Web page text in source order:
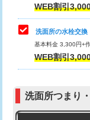
マス交換（土の
マス交換（深さ50
マス交換（深さ
交換・取付(単水
式）)
交換・取付(混合
式・ワンホール）)
（P/S/ポップアッ
交換・取付（その
WEB割引
洗面所の水栓交換
基本料金 3,300円+
WEB割引
洗面所つまり